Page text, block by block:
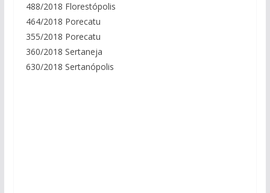
488/2018 Florestópolis
464/2018 Porecatu
355/2018 Porecatu
360/2018 Sertaneja
630/2018 Sertanópolis